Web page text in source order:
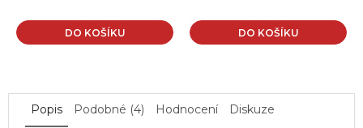
DO KOŠÍKU DO KOŠÍKU
Popis Podobné (4) Hodnocení Diskuze